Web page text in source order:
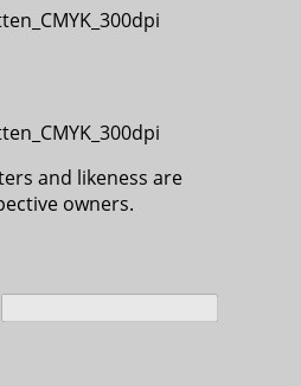
and likeness are
owners.